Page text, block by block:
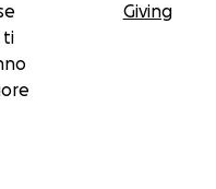
ti
Giving